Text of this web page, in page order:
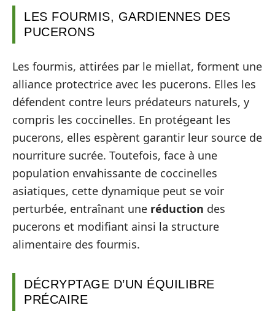
LES FOURMIS, GARDIENNES DES
PUCERONS
Les fourmis, attirées par le miellat, forment une
alliance protectrice avec les pucerons. Elles les
défendent contre leurs prédateurs naturels, y
compris les coccinelles. En protégeant les
pucerons, elles espèrent garantir leur source de
nourriture sucrée. Toutefois, face à une
population envahissante de coccinelles
asiatiques, cette dynamique peut se voir
perturbée, entraînant une réduction des
pucerons et modifiant ainsi la structure
alimentaire des fourmis.
DÉCRYPTAGE D’UN ÉQUILIBRE
PRÉCAIRE